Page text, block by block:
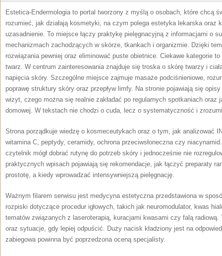
Estetica-Endermologia to portal tworzony z myślą o osobach, które chcą
rozumieć, jak działają kosmetyki, na czym polega estetyka lekarska oraz
uzasadnienie. To miejsce łączy praktykę pielęgnacyjną z informacjami o
mechanizmach zachodzących w skórze, tkankach i organizmie. Dzięki
rozwiązania pewniej oraz eliminować puste obietnice. Ciekawe kategorie to
twarz. W centrum zainteresowania znajduje się troska o skórę twarzy i
napięcia skóry. Szczególne miejsce zajmuje masaże podciśnieniowe,
poprawę struktury skóry oraz przepływ limfy. Na stronie pojawiają się
wizyt, czego można się realnie zakładać po regularnych spotkaniach oraz
domowej. W tekstach nie chodzi o cuda, lecz o systematyczność i
Strona porządkuje wiedzę o kosmeceutykach oraz o tym, jak analizować
witamina C, peptydy, ceramidy, ochrona przeciwsłoneczna czy
czytelnik mógł dobrać rutynę do potrzeb skóry i jednocześnie nie
praktycznych wpisach pojawiają się rekomendacje, jak łączyć preparaty
prostotę, a kiedy wprowadzać intensywniejszą pielęgnację.
Ważnym filarem serwisu jest medycyna estetyczna przedstawiona w
rozpiski dotyczące procedur igłowych, takich jak neuromodulator, kwas
tematów związanych z laseroterapią, kuracjami kwasami czy falą
oraz sytuacje, gdy lepiej odpuścić. Duży nacisk kładziony jest na
zabiegowa powinna być poprzedzona oceną specjalisty.